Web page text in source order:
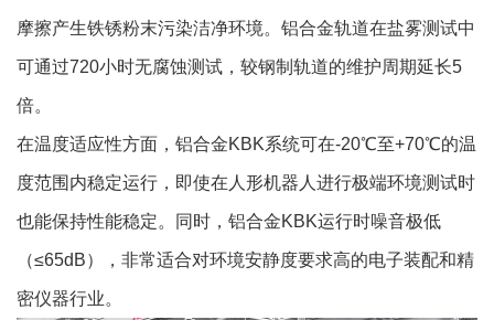
摩擦产生铁锈粉末污染洁净环境。铝合金轨道在盐雾测试中
可通过720小时无腐蚀测试，较钢制轨道的维护周期延长5
倍。
在温度适应性方面，铝合金KBK系统可在-20℃至+70℃的温
度范围内稳定运行，即使在人形机器人进行极端环境测试时
也能保持性能稳定。同时，铝合金KBK运行时噪音极低
（≤65dB），非常适合对环境安静度要求高的电子装配和精
密仪器行业。